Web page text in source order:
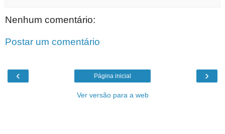
Nenhum comentário:
Postar um comentário
‹ ›
Página inicial
Ver versão para a web